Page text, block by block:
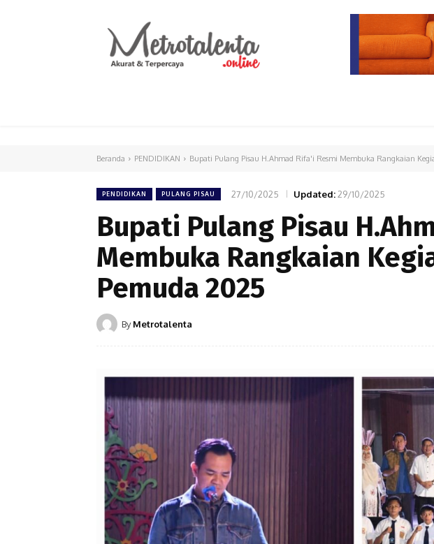
Beranda PENDIDIKAN Bupati Pulang Pisau H.Ahmad Rifa'i Resmi Membuka Rangkaian
PENDIDIKAN PULANG PISAU 27/10/2025 Updated:29/10/2025
Bupati Pulang Pisau
Membuka Rangkaian
Pemuda 2025
By Metrotalenta